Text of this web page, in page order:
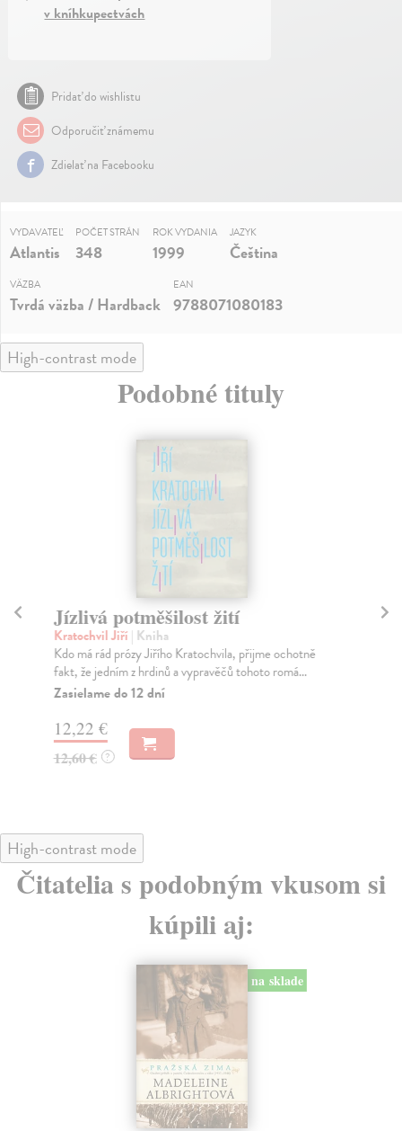
v kníhkupectvách
Pridať do wishlistu
Odporučiť známemu
Zdielať na Facebooku
VYDAVATEĽ
Atlantis
POČET STRÁN
348
ROK VYDANIA
1999
JAZYK
Čeština
VÄZBA
Tvrdá väzba / Hardback
EAN
9788071080183
High-contrast mode
Podobné tituly
Jízlivá potměšilost žití
Kratochvil Jiří | Kniha
Kdo má rád prózy Jiřího Kratochvila, přijme ochotně
fakt, že jedním z hrdinů a vypravěčů tohoto romá...
Zasielame do 12 dní
12,22 €
12,60 € ?
High-contrast mode
Čitatelia s podobným vkusom si
kúpili aj:
na sklade